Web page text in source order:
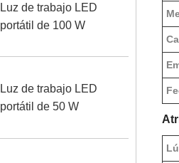
Luz de trabajo LED
portátil de 100 W
Luz de trabajo LED
portátil de 50 W